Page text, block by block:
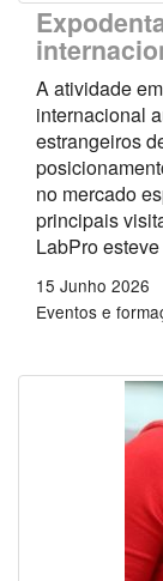
A atividade
internacional
estrangeiros
no mercado
principais
LabPro
15 Junho 2026
Eventos e